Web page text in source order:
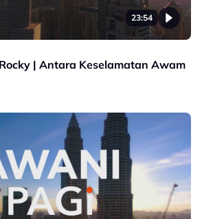
23:54
| Antara Keselamatan Awam